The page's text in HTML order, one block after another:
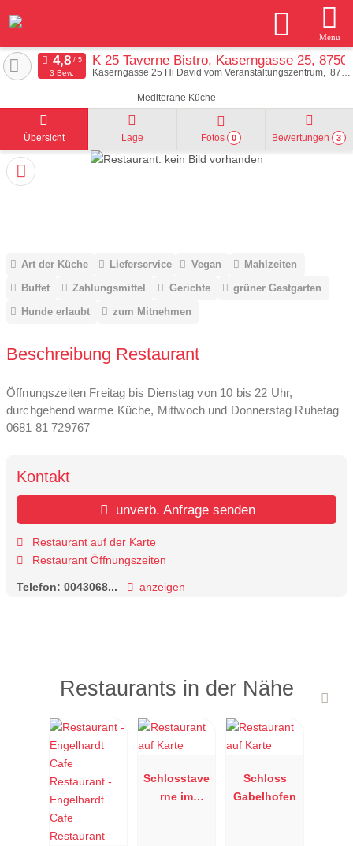
Menu
K 25 Taverne Bistro, Kaserngasse 25, 8750
Kaserngasse 25 Hi David vom Veranstaltungszentrum 8750
Mediterane Küche
3 Bew.
Übersicht Lage Fotos 0 Bewertungen 3
Art der Küche Lieferservice Vegan
Mahlzeiten
Buffet
Zahlungsmittel Gerichte
grüner Gastgarten
Hunde erlaubt
zum Mitnehmen
Beschreibung Restaurant
Öffnungszeiten Freitag bis Dienstag von 10 bis 22 Uhr,
durchgehend warme Küche, Mittwoch und Donnerstag Ruhetag
0681 81 729767
Kontakt
unverb. Anfrage senden
Restaurant auf der Karte
Restaurant Öffnungszeiten
Telefon: 0043068... anzeigen
Restaurants in der Nähe
Schlosstave
rne im
Schloss
Gabelhofen